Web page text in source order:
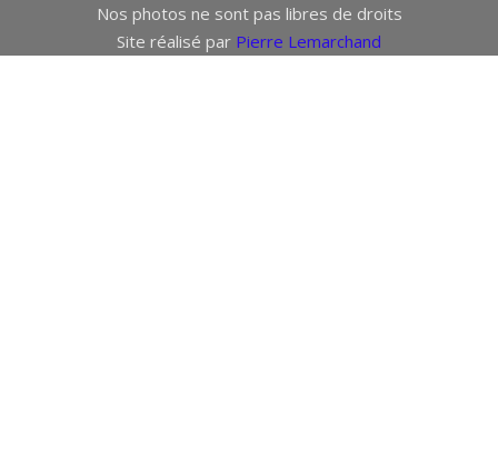
Nos photos ne sont pas libres de droits
Site réalisé par Pierre Lemarchand